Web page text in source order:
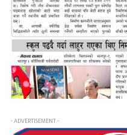
- ADVERTISEMENT -